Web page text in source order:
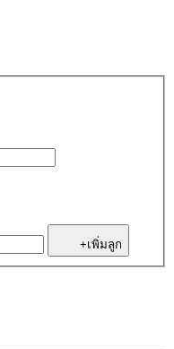
+เพิ่มลูก